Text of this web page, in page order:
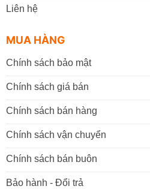
Liên hệ
MUA HÀNG
Chính sách bảo mật
Chính sách giá bán
Chính sách bán hàng
Chính sách vận chuyển
Chính sách bán buôn
Bảo hành - Đổi trả